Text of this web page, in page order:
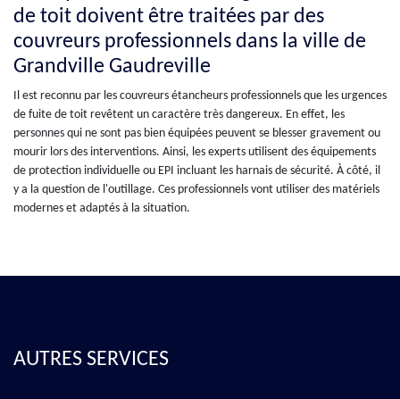
de toit doivent être traitées par des
couvreurs professionnels dans la ville de
Grandville Gaudreville
Il est reconnu par les couvreurs étancheurs professionnels que les urgences
de fuite de toit revêtent un caractère très dangereux. En effet, les
personnes qui ne sont pas bien équipées peuvent se blesser gravement ou
mourir lors des interventions. Ainsi, les experts utilisent des équipements
de protection individuelle ou EPI incluant les harnais de sécurité. À côté, il
y a la question de l'outillage. Ces professionnels vont utiliser des matériels
modernes et adaptés à la situation.
AUTRES SERVICES